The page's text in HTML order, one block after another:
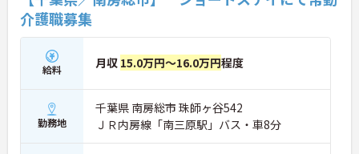
介護職募集
給料 月収 15.0万円～16.0万円程度
勤務地
千葉県 南房総市 珠師ヶ谷542
ＪＲ内房線「南三原駅」バス・車8分